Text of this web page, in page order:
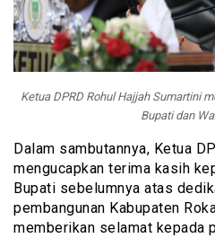
Ketua DPRD Rohul Hajjah Sumartini
Bupati dan
Dalam sambutannya, Ketua
mengucapkan terima kasih
Bupati sebelumnya atas
pembangunan Kabupaten
memberikan selamat kepada